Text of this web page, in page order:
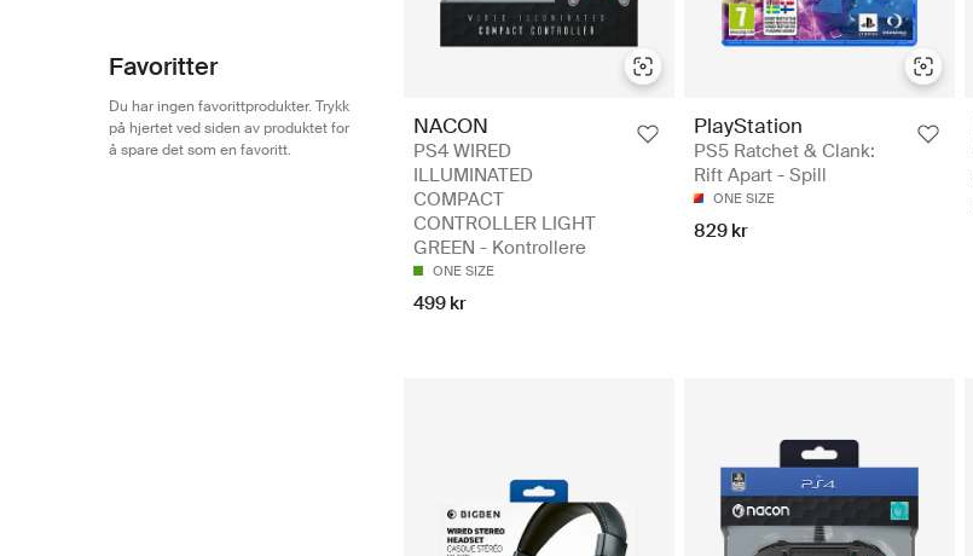
Favoritter
Du har ingen favorittprodukter. Trykk
på hjertet ved siden av produktet for
å spare det som en favoritt.
NACON
PS4 WIRED
ILLUMINATED
COMPACT
CONTROLLER LIGHT
GREEN - Kontrollere
ONE SIZE
499 kr
PlayStation
PS5 Ratchet & Clank:
Rift Apart - Spill
ONE SIZE
829 kr